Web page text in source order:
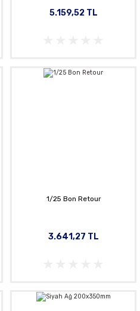
5.159,52 TL
1/25 Bon Retour
3.641,27 TL